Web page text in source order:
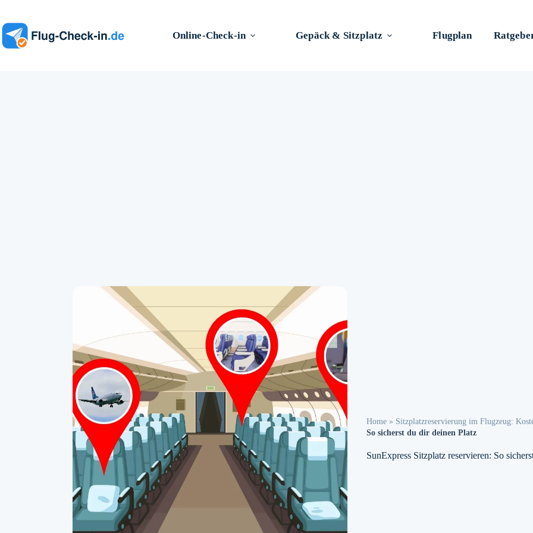
springen
Online-Check-in Gepäck & Sitzplatz Flugplan
Home » Sitzplatzreservierung im Flugzeug:
So sicherst du dir deinen Platz
SunExpress Sitzplatz reservieren: So